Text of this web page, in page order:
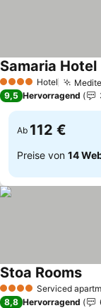
4 Sterne Hotel
Samaria Hotel
9,5 Hervorragend
Ab 112 €
Preise von 14
4 Sterne Serviced
Stoa Rooms
8,8 Hervorragend